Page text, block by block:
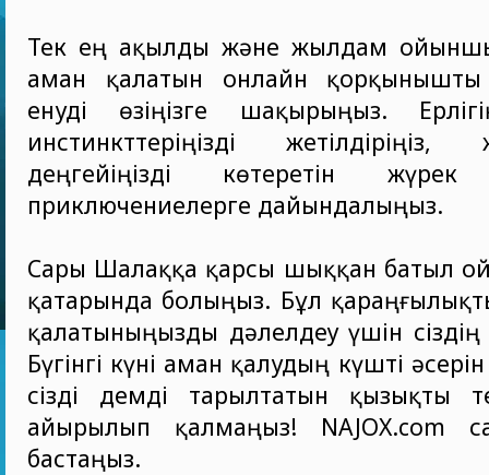
Тек ең ақылды және жылдам
аман қалатын онлайн қорқынышты
енуді өзіңізге шақырыңыз.
инстинкттеріңізді
деңгейіңізді көтеретін жүрек
приключениелерге дайындалыңыз.
Сары Шалаққа қарсы шыққан батыл
қатарында болыңыз. Бұл
қалатыныңызды дәлелдеу үшін сіздің
Бүгінгі күні аман қалудың күшті әсерін
сізді демді тарылтатын қызықты
айырылып қалмаңыз! NAJOX.com
бастаңыз.